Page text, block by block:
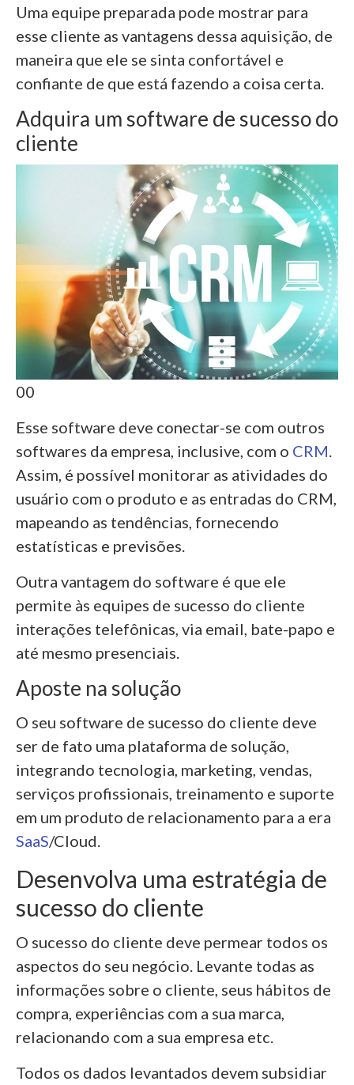
Uma equipe preparada pode mostrar para
esse cliente as vantagens dessa aquisição, de
maneira que ele se sinta confortável e
confiante de que está fazendo a coisa certa.
Adquira um software de sucesso do
cliente
00
Esse software deve conectar-se com outros
softwares da empresa, inclusive, com o CRM.
Assim, é possível monitorar as atividades do
usuário com o produto e as entradas do CRM,
mapeando as tendências, fornecendo
estatísticas e previsões.
Outra vantagem do software é que ele
permite às equipes de sucesso do cliente
interações telefônicas, via email, bate-papo e
até mesmo presenciais.
Aposte na solução
O seu software de sucesso do cliente deve
ser de fato uma plataforma de solução,
integrando tecnologia, marketing, vendas,
serviços profissionais, treinamento e suporte
em um produto de relacionamento para a era
SaaS/Cloud.
Desenvolva uma estratégia de
sucesso do cliente
O sucesso do cliente deve permear todos os
aspectos do seu negócio. Levante todas as
informações sobre o cliente, seus hábitos de
compra, experiências com a sua marca,
relacionando com a sua empresa etc.
Todos os dados levantados devem subsidiar